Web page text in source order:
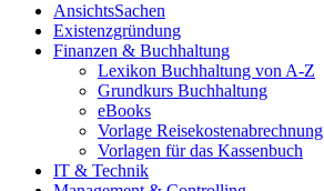
AnsichtsSachen
Existenzgründung
Finanzen & Buchhaltung
Lexikon Buchhaltung von A-Z
Grundkurs Buchhaltung
eBooks
Vorlage Reisekostenabrechnung
Vorlagen für das Kassenbuch
IT & Technik